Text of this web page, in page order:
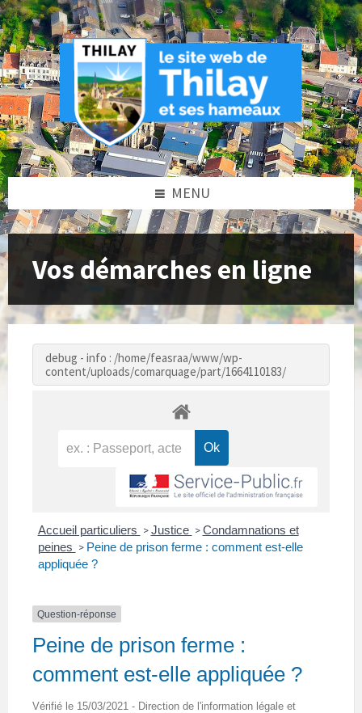
Skip
to
content
Skip
to
left
sidebar
Skip
to
footer
MENU
Vos démarches en ligne
debug - info : /home/feasraa/www/wp-
content/uploads/comarquage/part/1664110183/
Accueil particuliers > Justice > Condamnations et
peines > Peine de prison ferme : comment est-elle
appliquée ?
Question-réponse
Peine de prison ferme :
comment est-elle appliquée ?
Vérifié le 15/03/2021 - Direction de l'information légale et